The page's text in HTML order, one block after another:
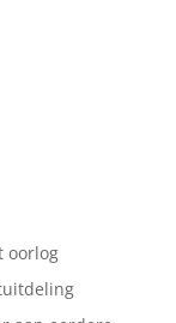
oorlog